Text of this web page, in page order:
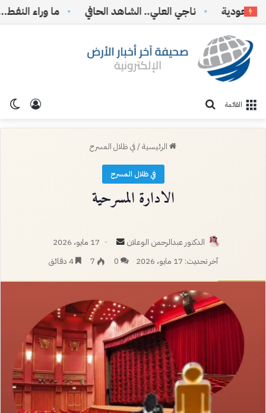
ناجي العلي.. الشاهد الحافي ما وراء النفط… وما
تسجيل القائمة
الرئيسية/في ظلال المسرح
في ظلال المسرح
الادارة المسرحية
الدكتور عبدالرحمن الوعلان
أرسل
بريدا
17 مايو، 2026
آخر تحديث: 17 مايو، 2026
0
7